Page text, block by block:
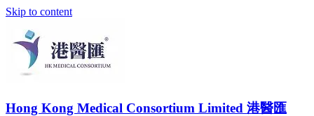
Skip to content
Hong Kong Medical Consortium Limited 港醫匯